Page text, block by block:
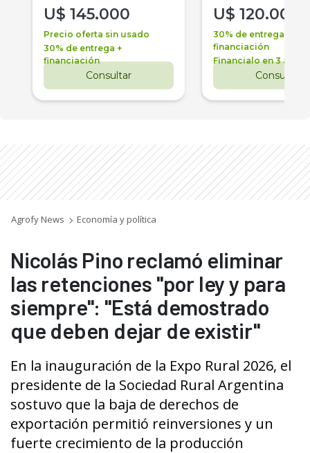
U$ 145.000
Precio oferta sin usado
30% de entrega +
financiación
Consultar
U$ 120.000
30% de entrega +
financiación
Financialo en 3 años
Consultar
Agrofy News Economía y política
Nicolás Pino reclamó eliminar
las retenciones "por ley y para
siempre": "Está demostrado
que deben dejar de existir"
En la inauguración de la Expo Rural 2026, el
presidente de la Sociedad Rural Argentina
sostuvo que la baja de derechos de
exportación permitió reinversiones y un
fuerte crecimiento de la producción